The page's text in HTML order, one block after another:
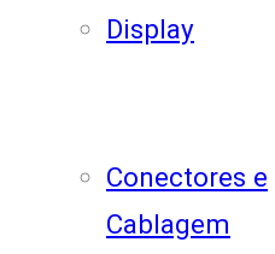
Display
Conectores e
Cablagem